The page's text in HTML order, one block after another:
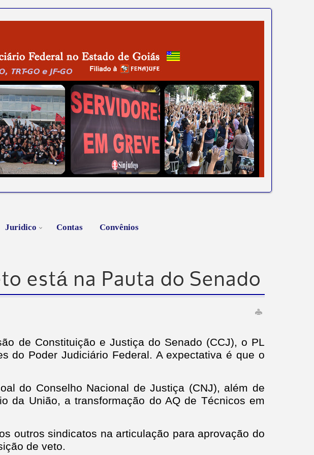
Juridico Contas Convênios
está na Pauta do Senado
de Constituição e Justiça do Senado (CCJ), o PL
do Poder Judiciário Federal. A expectativa é que o
do Conselho Nacional de Justiça (CNJ), além de
da União, a transformação do AQ de Técnicos em
outros sindicatos na articulação para aprovação do
de veto.